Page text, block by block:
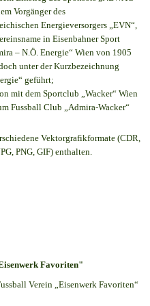
Vorgänger des
Energieversorgers „EVN“,
in Eisenbahner Sport
– N.Ö. Energie“ Wien von 1905
unter der Kurzbezeichnung
geführt;
mit dem Sportclub „Wacker“ Wien
Fussball Club „Admira-Wacker“
Vektorgrafikformate (CDR,
PNG, GIF) enthalten.
Favoriten"
Verein „Eisenwerk Favoriten“